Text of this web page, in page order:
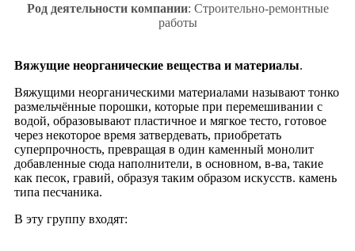
Род деятельности компании: Строительно-ремонтные
работы
Вяжущие неорганические вещества и материалы.
Вяжущими неорганическими материалами называют тонко
размельчённые порошки, которые при перемешивании с
водой, образовывают пластичное и мягкое тесто, готовое
через некоторое время затвердевать, приобретать
суперпрочность, превращая в один каменный монолит
добавленные сюда наполнители, в основном, в-ва, такие
как песок, гравий, образуя таким образом искусств. камень
типа песчаника.
В эту группу входят: